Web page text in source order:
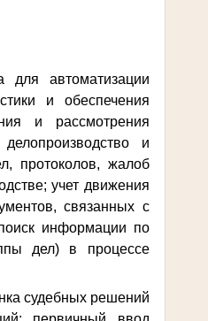
для автоматизации
и обеспечения
и рассмотрения
и
протоколов, жалоб
учет движения
связанных с
поиск информации по
дел) в процессе
судебных решений